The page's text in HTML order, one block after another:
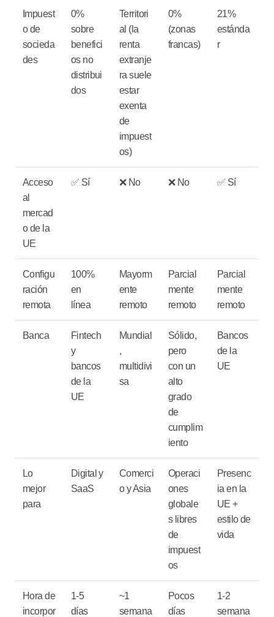
Impuest
o de
socieda
des
0%
sobre
benefici
os no
distribui
dos
Territori
al (la
renta
extranje
ra suele
estar
exenta
de
impuest
os)
0%
(zonas
francas)
21%
estánda
r
Acceso
al
mercad
o de la
UE
✅ Sí ❌ No ❌ No ✅ Sí
Configu
ración
remota
100%
en
línea
Mayorm
ente
remoto
Parcial
mente
remoto
Parcial
mente
remoto
Banca
Fintech
y
bancos
de la
UE
Mundial
,
multidivi
sa
Sólido,
pero
con un
alto
grado
de
cumplim
iento
Bancos
de la
UE
Lo
mejor
para
Digital y
SaaS
Comerci
o y Asia
Operaci
ones
globale
s libres
de
impuest
os
Presenc
ia en la
UE +
estilo de
vida
Hora de
incorpor
1-5
días
~1
semana
Pocos
días
1-2
semana